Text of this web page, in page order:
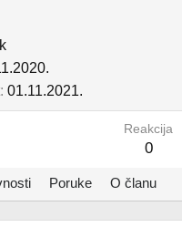
01.11.2021.
Reakcija
0
Poruke O članu